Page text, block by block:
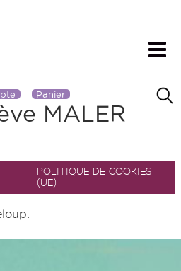
Panier
MALER
POLITIQUE DE COOKIES
(UE)